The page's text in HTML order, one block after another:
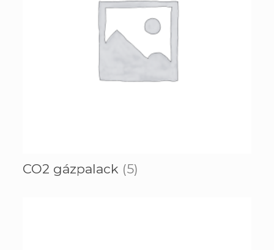
CO2 gázpalack (5)